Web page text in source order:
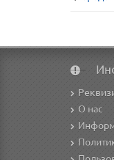
О нас